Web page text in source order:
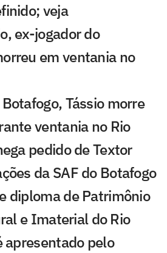
veja
ex-jogador do
em ventania no
Tássio morre
ventania no Rio
pedido de Textor
da SAF do Botafogo
diploma de Patrimônio
e Imaterial do Rio
apresentado pelo